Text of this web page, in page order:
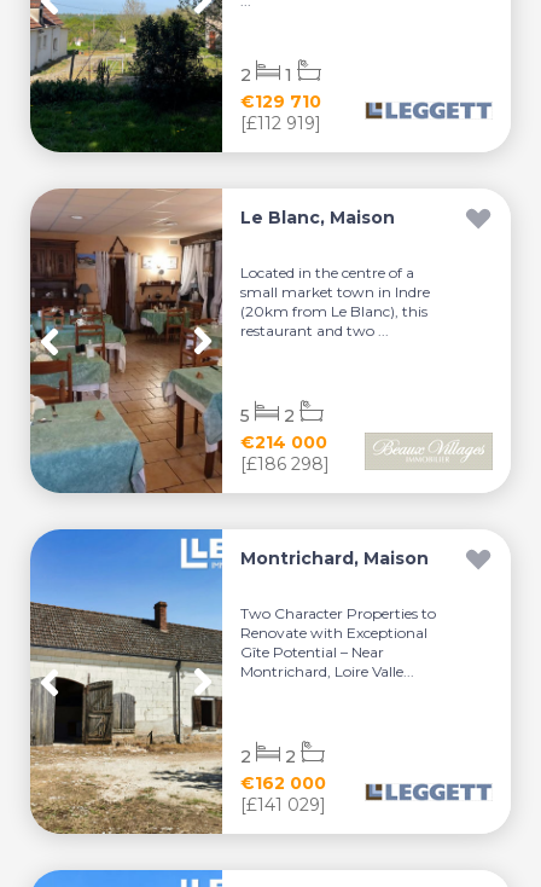
€129 710
[£112 919]
2 1
Le Blanc, Maison
Located in the centre of a
small market town in Indre
(20km from Le Blanc), this
restaurant and two ...
€214 000
[£186 298]
5 2
Montrichard, Maison
Two Character Properties to
Renovate with Exceptional
Gîte Potential – Near
Montrichard, Loire Valle...
€162 000
[£141 029]
2 2